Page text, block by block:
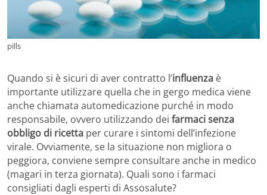
pills
Quando si è sicuri di aver contratto l’influenza è
importante utilizzare quella che in gergo medica viene
anche chiamata automedicazione purché in modo
responsabile, ovvero utilizzando dei farmaci senza
obbligo di ricetta per curare i sintomi dell’infezione
virale. Ovviamente, se la situazione non migliora o
peggiora, conviene sempre consultare anche in medico
(magari in terza giornata). Quali sono i farmaci
consigliati dagli esperti di Assosalute?